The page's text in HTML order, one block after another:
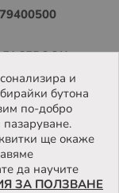
FACEBOOK
и
бутона
по-добро
ще окаже
да научите
ЗА ПОЛЗВАНЕ